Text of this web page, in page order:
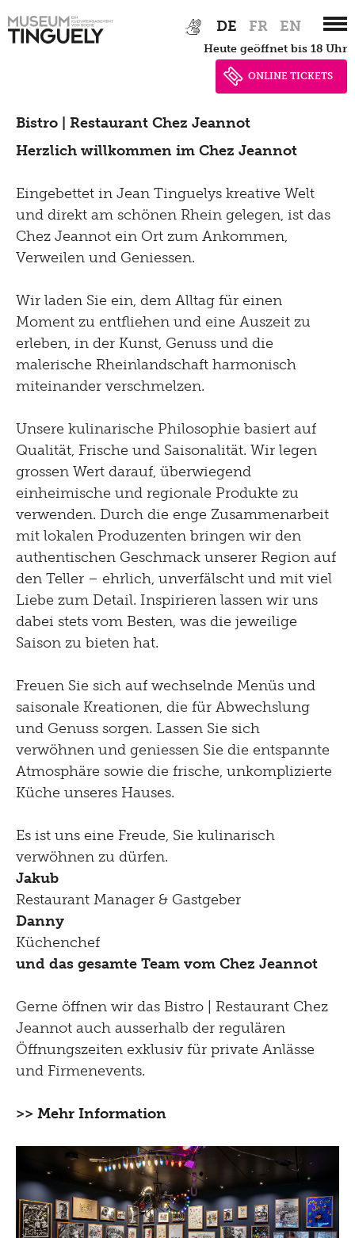
Hauptnavigation
to
DE FR EN
heute geöffnet bis 18 Uhr
ONLINE TICKETS
Bistro | Restaurant Chez Jeannot
Herzlich willkommen im Chez Jeannot
Eingebettet in Jean Tinguelys kreative Welt
und direkt am schönen Rhein gelegen, ist das
Chez Jeannot ein Ort zum Ankommen,
Verweilen und Geniessen.
Wir laden Sie ein, dem Alltag für einen
Moment zu entfliehen und eine Auszeit zu
erleben, in der Kunst, Genuss und die
malerische Rheinlandschaft harmonisch
miteinander verschmelzen.
Unsere kulinarische Philosophie basiert auf
Qualität, Frische und Saisonalität. Wir legen
grossen Wert darauf, überwiegend
einheimische und regionale Produkte zu
verwenden. Durch die enge Zusammenarbeit
mit lokalen Produzenten bringen wir den
authentischen Geschmack unserer Region auf
den Teller – ehrlich, unverfälscht und mit viel
Liebe zum Detail. Inspirieren lassen wir uns
dabei stets vom Besten, was die jeweilige
Saison zu bieten hat.
Freuen Sie sich auf wechselnde Menüs und
saisonale Kreationen, die für Abwechslung
und Genuss sorgen. Lassen Sie sich
verwöhnen und geniessen Sie die entspannte
Atmosphäre sowie die frische, unkomplizierte
Küche unseres Hauses.
Es ist uns eine Freude, Sie kulinarisch
verwöhnen zu dürfen.
Jakub
Restaurant Manager & Gastgeber
Danny
Küchenchef
und das gesamte Team vom Chez Jeannot
Gerne öffnen wir das Bistro | Restaurant Chez
Jeannot auch ausserhalb der regulären
Öffnungszeiten exklusiv für private Anlässe
und Firmenevents.
>> Mehr Information